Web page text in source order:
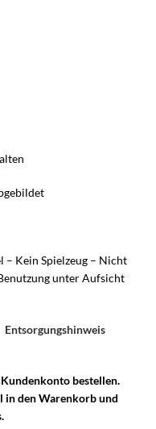
Kein Spielzeug – Nicht
unter Aufsicht
Entsorgungshinweis
bestellen.
in den Warenkorb und